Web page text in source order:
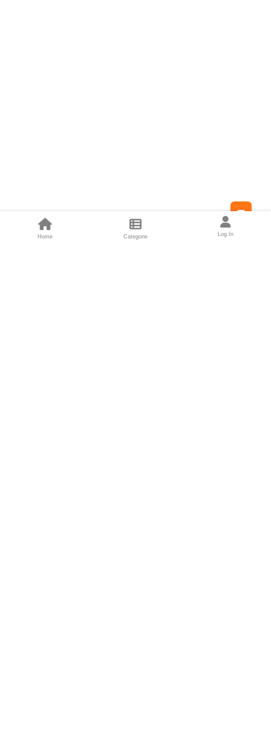
Home Categorie Log In